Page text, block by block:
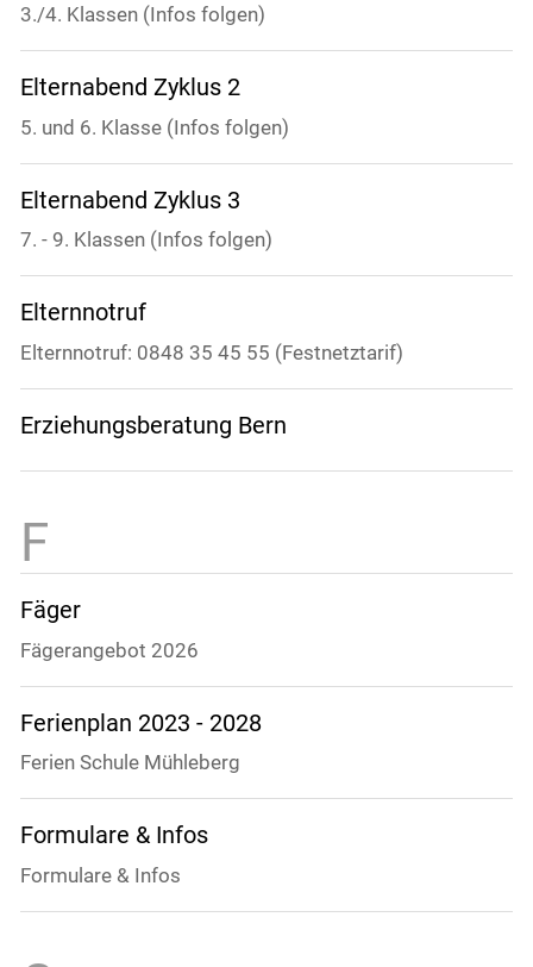
3./4. Klassen (Infos folgen)
Elternabend Zyklus 2
5. und 6. Klasse (Infos folgen)
Elternabend Zyklus 3
7. - 9. Klassen (Infos folgen)
Elternnotruf
Elternnotruf: 0848 35 45 55 (Festnetztarif)
Erziehungsberatung Bern
Fäger
Fägerangebot 2026
Ferienplan 2023 - 2028
Ferien Schule Mühleberg
Formulare & Infos
Formulare & Infos